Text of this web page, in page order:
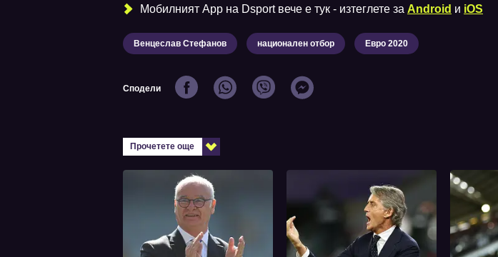
Мобилният Аpp на Dsport вече е тук - изтеглете за Android и iOS
Венцеслав Стефанов национален отбор Евро 2020
Сподели
Прочетете още